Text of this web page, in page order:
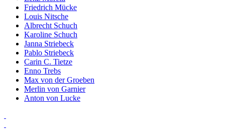
Friedrich Mücke
Louis Nitsche
Albrecht Schuch
Karoline Schuch
Janna Striebeck
Pablo Striebeck
Carin C. Tietze
Enno Trebs
Max von der Groeben
Merlin von Garnier
Anton von Lucke